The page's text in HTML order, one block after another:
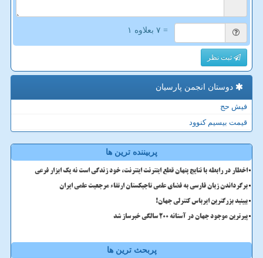
= ۷ بعلاوه ۱
ثبت نظر
دوستان انجمن پارسیان
فیش حج
قیمت بیسیم کنوود
پربیننده ترین ها
اخطار در رابطه با نتایج پنهان قطع اینترنت اینترنت، خود زندگی است نه یک ابزار فرعی
برگرداندن زبان فارسی به فضای علمی تاجیکستان ارتقاء مرجعیت علمی ایران
ببینید بزرگترین ایرباس کنترلی جهان!
پیرترین موجود جهان در آستانه ۲۰۰ سالگی خبرساز شد
پربحث ترین ها